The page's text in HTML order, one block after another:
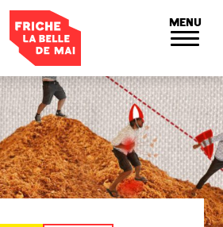
MENU
cookies